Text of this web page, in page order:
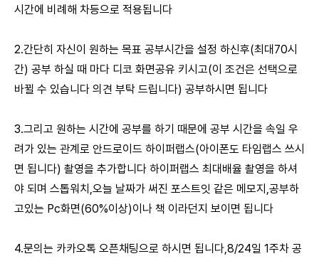
시간에 비례해 차등으로 적용됩니다
2.간단히 자신이 원하는 목표 공부시간을 설정 하신후(최대70시
간) 공부 하실 때 마다 디코 화면공유 키시고(이 조건은 선택으로
바뀔 수 있습니다 의견 부탁 드립니다) 공부하시면 됩니다
3.그리고 원하는 시간에 공부를 하기 때문에 공부 시간을 속일 우
려가 있는 관계로 안드로이드 하이퍼랩스(아이폰도 타임랩스 쓰시
면 됩니다) 촬영을 추가합니다 하이퍼랩스 최대배율 촬영을 하셔
야 되며 스톱워치,오늘 날짜가 써진 포스트잇 같은 메모지,공부하
고있는 Pc화면(60%이상)이나 책 이라던지 보이면 됩니다
4.문의는 카카오톡 오픈채팅으로 하시면 됩니다,8/24일 1주차 공